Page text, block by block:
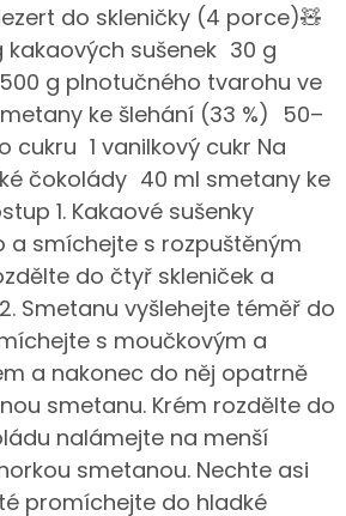
do skleničky (4 porce)🧸
kakaových sušenek 30 g
g plnotučného tvarohu ve
ke šlehání (33 %) 50–
cukru 1 vanilkový cukr Na
čokolády 40 ml smetany ke
1. Kakaové sušenky
a smíchejte s rozpuštěným
do čtyř skleniček a
Smetanu vyšlehejte téměř do
s moučkovým a
a nakonec do něj opatrně
smetanu. Krém rozdělte do
nalámejte na menší
smetanou. Nechte asi
promíchejte do hladké